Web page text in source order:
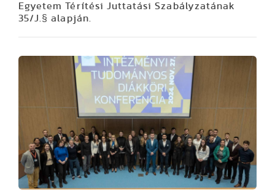
Egyetem Térítési Juttatási Szabályzatának
35/J.§ alapján.